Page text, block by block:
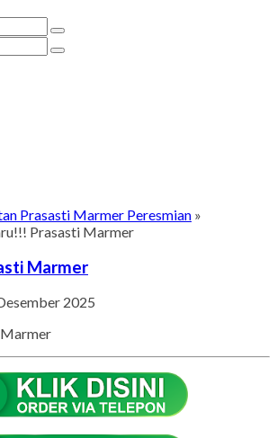
Prasasti Marmer Peresmian »
Prasasti Marmer
Marmer
2025